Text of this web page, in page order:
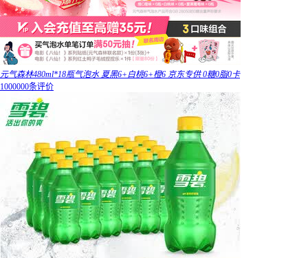
元气森林480ml*18瓶气泡水 夏黑6+白桃6+橙6 京东专供 0糖0脂0卡
1000000条评价